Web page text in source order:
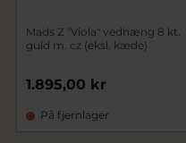
Mads Z "Viola" vedhæng 8 kt.
guld m. cz (eksl. kæde)
1.895,00 kr
På fjernlager